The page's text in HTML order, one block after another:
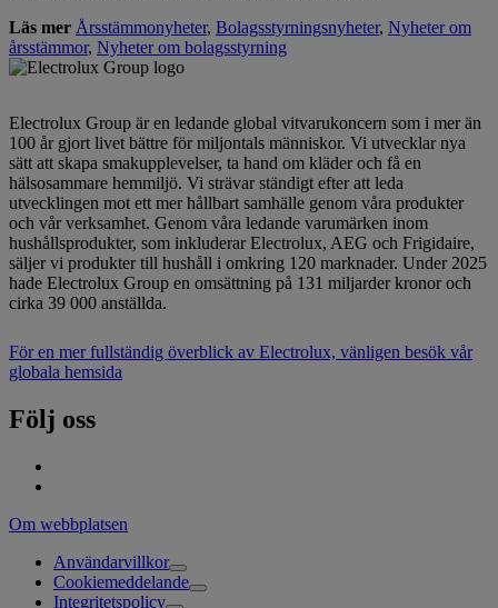
Läs mer Årsstämmonyheter, Bolagsstyrningsnyheter, Nyheter om
årsstämmor, Nyheter om bolagsstyrning
Electrolux Group är en ledande global vitvarukoncern som i mer än
100 år gjort livet bättre för miljontals människor. Vi utvecklar nya
sätt att skapa smakupplevelser, ta hand om kläder och få en
hälsosammare hemmiljö. Vi strävar ständigt efter att leda
utvecklingen mot ett mer hållbart samhälle genom våra produkter
och vår verksamhet. Genom våra ledande varumärken inom
hushållsprodukter, som inkluderar Electrolux, AEG och Frigidaire,
säljer vi produkter till hushåll i omkring 120 marknader. Under 2025
hade Electrolux Group en omsättning på 131 miljarder kronor och
cirka 39 000 anställda.
För en mer fullständig överblick av Electrolux, vänligen besök vår
globala hemsida
Följ oss
Om webbplatsen
Användarvillkor
Cookiemeddelande
Integritetspolicy